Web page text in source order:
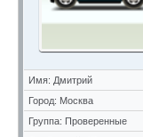
Имя: Дмитрий
Город: Москва
Группа: Проверенные